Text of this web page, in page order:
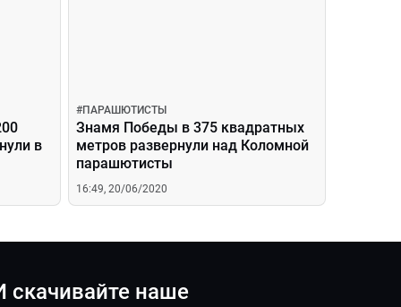
в
#ПАРАШЮТИСТЫ
Знамя Победы в 375 квадратных
метров развернули над Коломной
парашютисты
16:49, 20/06/2020
скачивайте наше